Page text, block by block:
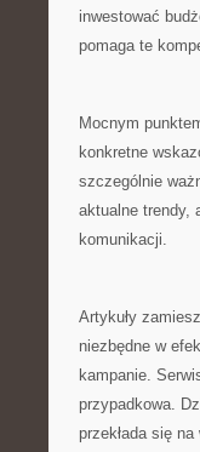
inwestować
pomaga te
Mocnym
konkretne
szczególnie
aktualne trendy,
komunikacji.
Artykuły
niezbędne w
kampanie.
przypadkowa.
przekłada się